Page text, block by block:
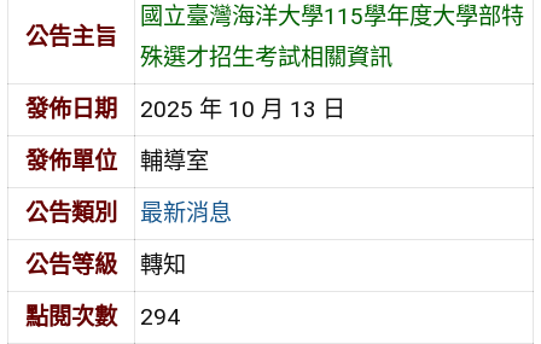
公告主旨
國立臺灣海洋大學115學年度大學部特
殊選才招生考試相關資訊
發佈日期
2025 年 10 月 13 日
發佈單位
輔導室
公告類別
最新消息
公告等級
轉知
點閱次數
294